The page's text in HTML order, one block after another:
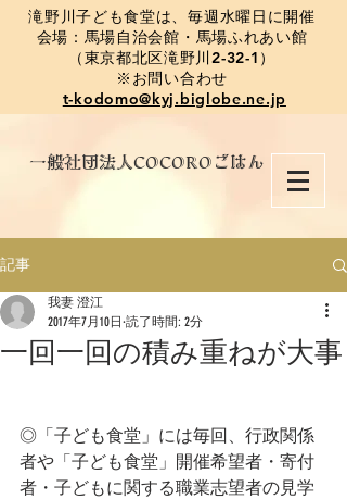
​滝野川子ども食堂は、毎週水曜日に開催
会場：馬場自治会館・馬場ふれあい館
（東京都北区滝野川2-32-1）
※お問い合わせ
t-kodomo@kyj.biglobe.ne.jp
​一般社団法人COCOROごはん
記事
一回一回の積み重ねが大事
我妻 澄江
2017年7月10日 読了時間: 2分
◎「子ども食堂」には毎回、行政関係
者や「子ども食堂」開催希望者・寄付
者・子どもに関する職業志望者の見学